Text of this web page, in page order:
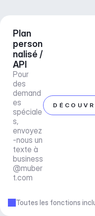
Plan
person
nalisé /
API
Pour
des
demand
es
spéciale
s,
envoyez
-nous un
business
@muber
t.com
Toutes les fonctions